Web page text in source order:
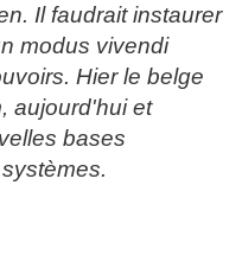
Il faudrait instaurer
modus vivendi
Hier le belge
aujourd'hui et
bases